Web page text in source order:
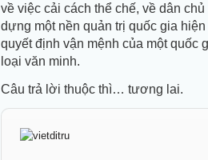
về việc cải cách thể chế, về dân
dựng một nền quản trị quốc gia
quyết định vận mệnh của một quốc
loại văn minh.
Câu trả lời thuộc thì… tương lai.